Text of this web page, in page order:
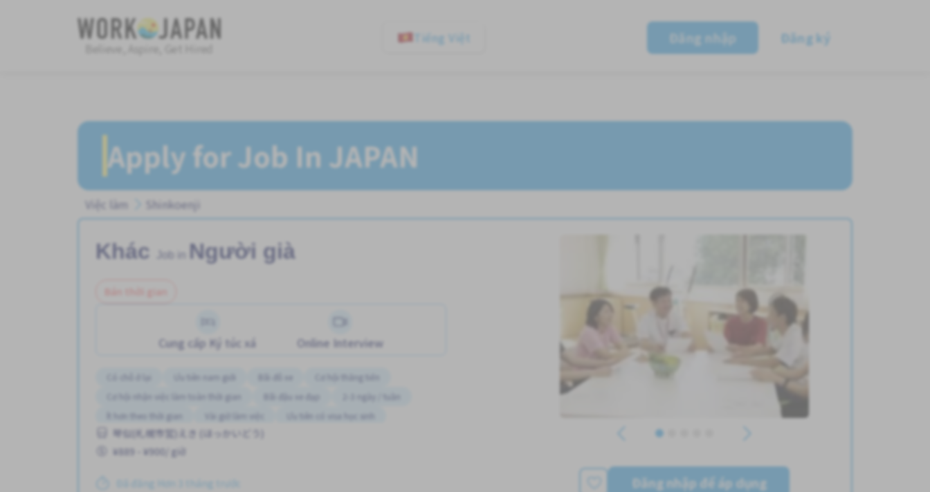
Believe, Aspire, Get Hired
Tiếng Việt Đăng nhập Đăng ký
Apply for Job In JAPAN
Việc làm Shinkoenji
Khác Người già
Cung cấp Ký túc xá Online Interview
Ưu tiên nam giới
Cơ hội thăng tiến
Cơ hội nhận việc làm toàn thời gian
Bãi đậu xe đạp
2-3 ngày / tuần
Ít hơn theo thời gian
Vài giờ làm việc
Giao dịch đã thanh toán
Không cần kinh nghiệm
琴似(札幌市営)えき (ほっかいどう)
¥889 - ¥900/ giờ
Đã đăng Hơn 3 tháng trước Đăng nhập để áp dụng